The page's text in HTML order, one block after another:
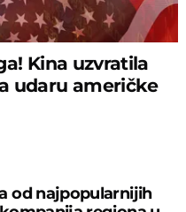
Kina uzvratila
udaru američke
od najpopularnijih